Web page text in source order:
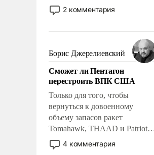
применение которых уже
стало обыденностью. Задача по
сложна и амбициозна. Однако
и ее реализация радикально
поднимет наши боевые
возможности.
2 комментария
Борис Джерелиевский
Сможет ли Пентагон
перестроить ВПК США
Только для того, чтобы
вернуться к довоенному
объему запасов ракет
Tomahawk, THAAD и Patriot
США потребуется более трех
лет. Даже небольшая война с
4 комментария